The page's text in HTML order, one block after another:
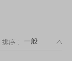
排序 :